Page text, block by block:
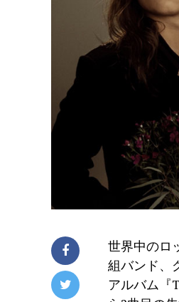
世界中のロ
組バンド、
アルバム『